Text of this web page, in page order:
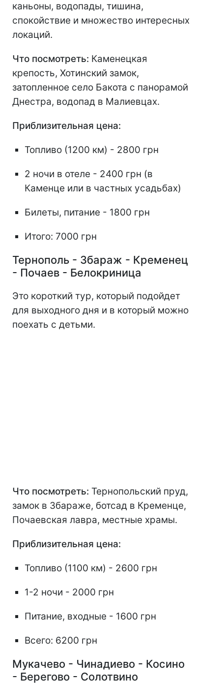
каньоны, водопады, тишина,
спокойствие и множество интересных
локаций.
Что посмотреть: Каменецкая
крепость, Хотинский замок,
затопленное село Бакота с панорамой
Днестра, водопад в Малиевцах.
Приблизительная цена:
Топливо (1200 км) - 2800 грн
2 ночи в отеле - 2400 грн (в
Каменце или в частных усадьбах)
Билеты, питание - 1800 грн
Итого: 7000 грн
Тернополь - Збараж - Кременец
- Почаев - Белокриница
Это короткий тур, который подойдет
для выходного дня и в который можно
поехать с детьми.
Что посмотреть: Тернопольский пруд,
замок в Збараже, ботсад в Кременце,
Почаевская лавра, местные храмы.
Приблизительная цена:
Топливо (1100 км) - 2600 грн
1-2 ночи - 2000 грн
Питание, входные - 1600 грн
Всего: 6200 грн
Мукачево - Чинадиево - Косино
- Берегово - Солотвино